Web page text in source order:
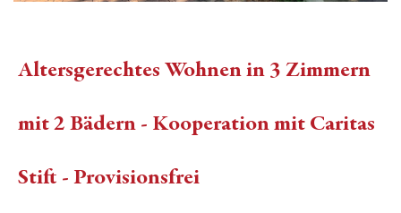
Altersgerechtes Wohnen in 3 Zimmern
mit 2 Bädern - Kooperation mit Caritas
Stift - Provisionsfrei